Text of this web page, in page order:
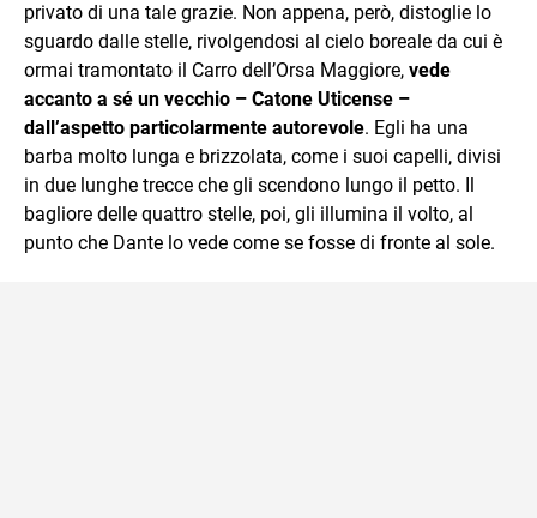
privato di una tale grazie. Non appena, però, distoglie lo
sguardo dalle stelle, rivolgendosi al cielo boreale da cui è
ormai tramontato il Carro dell’Orsa Maggiore, vede
accanto a sé un vecchio – Catone Uticense –
dall’aspetto particolarmente autorevole. Egli ha una
barba molto lunga e brizzolata, come i suoi capelli, divisi
in due lunghe trecce che gli scendono lungo il petto. Il
bagliore delle quattro stelle, poi, gli illumina il volto, al
punto che Dante lo vede come se fosse di fronte al sole.